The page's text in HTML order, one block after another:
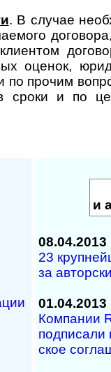
. В случае
оценок,
по прочим
сроки и по
и
08.04.2013
23
за
01.04.2013
Компании
ское